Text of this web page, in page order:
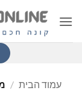
עמוד הבית /